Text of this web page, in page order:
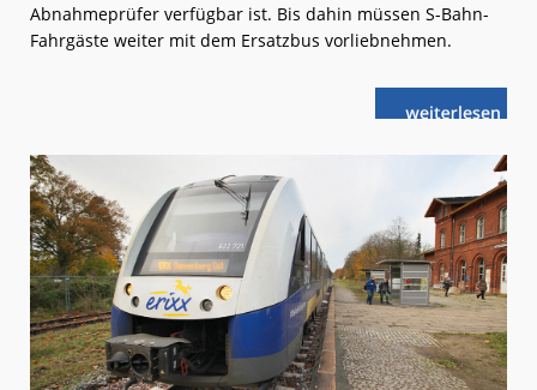
Abnahmeprüfer verfügbar ist. Bis dahin müssen S-Bahn-
Fahrgäste weiter mit dem Ersatzbus vorliebnehmen.
weiterlese
nS-
kommt